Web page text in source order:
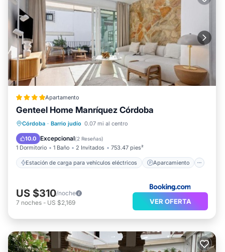
Apartamento
Genteel Home Manríquez Córdoba
Córdoba · Barrio judío 0.07 mi al centro
10.0 Excepcional(2 Reseñas)
1 Dormitorio 1 Baño 2 Invitados 753.47 pies²
Estación de carga para vehículos eléctricos Aparcamiento
Estación de carga para vehículos eléctricos
Aparcamiento
Balcón/Terraza
Aire acondicionado
US $310/noche
7 noches - US $2,169 VER OFERTA